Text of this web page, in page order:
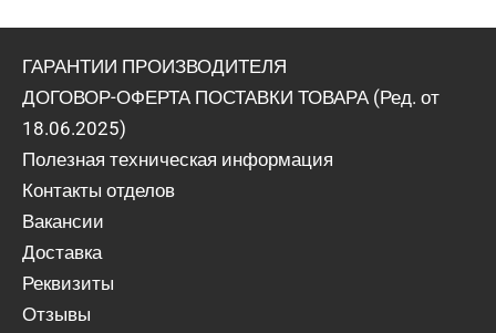
ГАРАНТИИ ПРОИЗВОДИТЕЛЯ
ДОГОВОР-ОФЕРТА ПОСТАВКИ ТОВАРА (Ред. от
18.06.2025)
Полезная техническая информация
Контакты отделов
Вакансии
Доставка
Реквизиты
Отзывы